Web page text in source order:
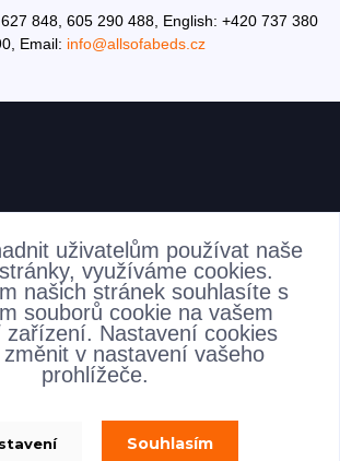
848, 605 290 488, English: +420 737 380
Email: info@allsofabeds.cz
uživatelům používat naše
využíváme cookies.
našich stránek souhlasíte s
souborů cookie na vašem
zařízení. Nastavení cookies
v nastavení vašeho
prohlížeče.
Souhlasím